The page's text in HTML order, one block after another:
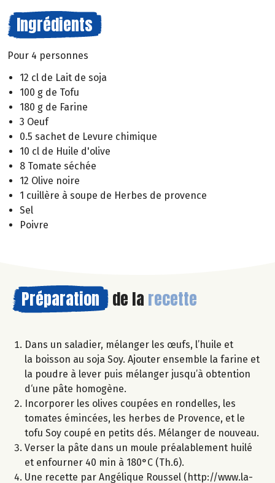
Ingrédients
Pour 4 personnes
12 cl de Lait de soja
100 g de Tofu
180 g de Farine
3 Oeuf
0.5 sachet de Levure chimique
10 cl de Huile d'olive
8 Tomate séchée
12 Olive noire
1 cuillère à soupe de Herbes de provence
Sel
Poivre
Préparation de la recette
Dans un saladier, mélanger les œufs, l’huile et
la boisson au soja Soy. Ajouter ensemble la farine et
la poudre à lever puis mélanger jusqu’à obtention
d‘une pâte homogène.
Incorporer les olives coupées en rondelles, les
tomates émincées, les herbes de Provence, et le
tofu Soy coupé en petits dés. Mélanger de nouveau.
Verser la pâte dans un moule préalablement huilé
et enfourner 40 min à 180°C (Th.6).
Une recette par Angélique Roussel (http://www.la-